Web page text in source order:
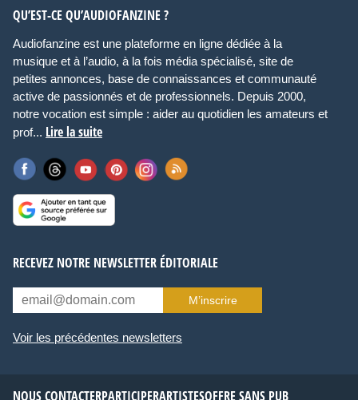
QU’EST-CE QU’AUDIOFANZINE ?
Audiofanzine est une plateforme en ligne dédiée à la
musique et à l’audio, à la fois média spécialisé, site de
petites annonces, base de connaissances et communauté
active de passionnés et de professionnels. Depuis 2000,
notre vocation est simple : aider au quotidien les amateurs et
prof... Lire la suite
RECEVEZ NOTRE NEWSLETTER ÉDITORIALE
M’inscrire
Voir les précédentes newsletters
NOUS CONTACTERPARTICIPERARTISTESOFFRE SANS PUB